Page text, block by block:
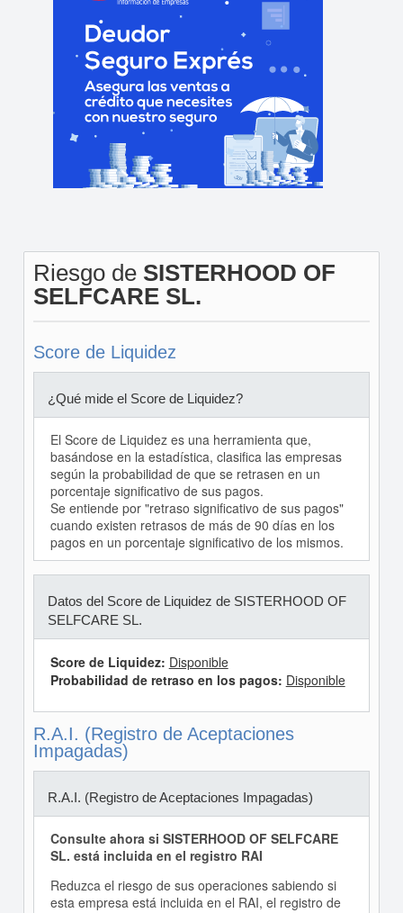
Riesgo de SISTERHOOD OF
SELFCARE SL.
Score de Liquidez
¿Qué mide el Score de Liquidez?
El Score de Liquidez es una herramienta que,
basándose en la estadística, clasifica las empresas
según la probabilidad de que se retrasen en un
porcentaje significativo de sus pagos.
Se entiende por "retraso significativo de sus pagos"
cuando existen retrasos de más de 90 días en los
pagos en un porcentaje significativo de los mismos.
Datos del Score de Liquidez de SISTERHOOD OF
SELFCARE SL.
Score de Liquidez: Disponible
Probabilidad de retraso en los pagos: Disponible
R.A.I. (Registro de Aceptaciones
Impagadas)
R.A.I. (Registro de Aceptaciones Impagadas)
Consulte ahora si SISTERHOOD OF SELFCARE
SL. está incluida en el registro RAI
Reduzca el riesgo de sus operaciones sabiendo si
esta empresa está incluida en el RAI, el registro de